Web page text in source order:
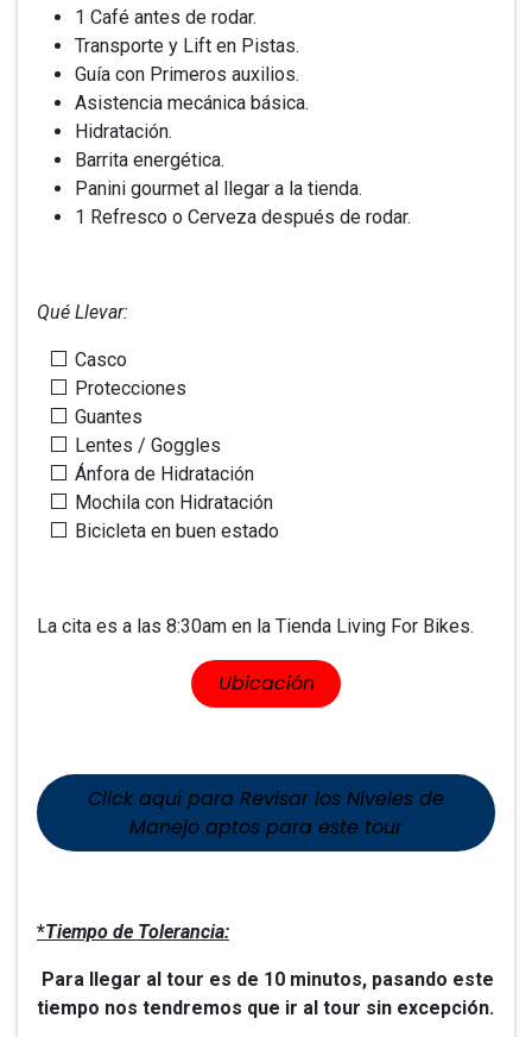
1 Café antes de rodar.
Transporte y Lift en Pistas.
Guía con Primeros auxilios.
Asistencia mecánica básica.
Hidratación.
Barrita energética.
Panini gourmet al llegar a la tienda.
1 Refresco o Cerveza después de rodar.
Qué Llevar:
Casco
Protecciones
Guantes
Lentes / Goggles
Ánfora de Hidratación
Mochila con Hidratación
Bicicleta en buen estado
La cita es a las 8:30am en la Tienda Living For Bikes.
​​U​​bicación
Click aquí​​ para Revisar l​​os Niveles de
Manejo aptos para este tour
*Tiempo de Tolerancia:
Para llegar al tour es de 10 minutos, pasando este
tiempo nos tendremos que ir al tour sin excepción.